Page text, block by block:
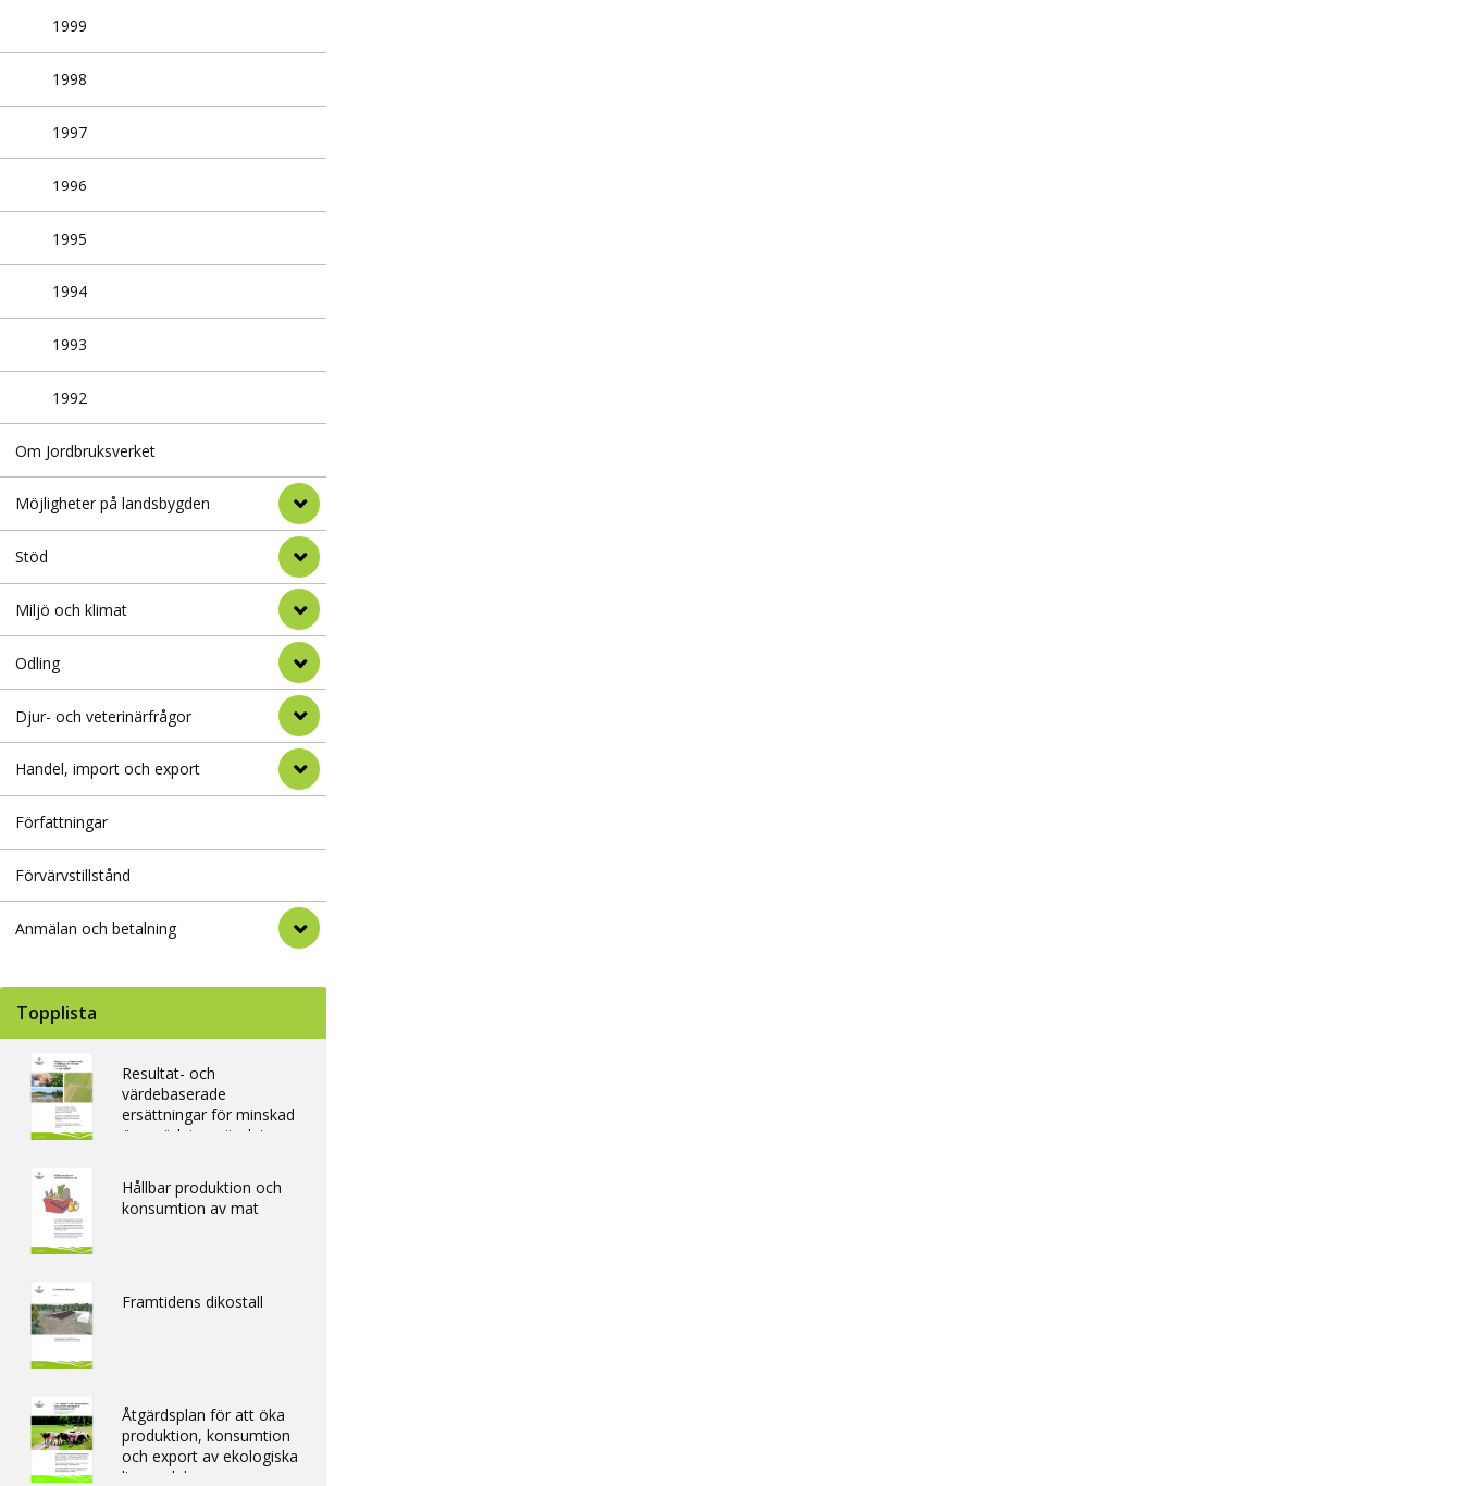
1999
1998
1997
1996
1995
1994
1993
1992
Om Jordbruksverket
Möjligheter på landsbygden
Stöd
Miljö och klimat
Odling
Djur- och veterinärfrågor
Handel, import och export
Författningar
Förvärvstillstånd
Anmälan och betalning
Topplista
Resultat- och
värdebaserade
ersättningar för minskad
övergödning - är det
Hållbar produktion och
konsumtion av mat
Framtidens dikostall
Åtgärdsplan för att öka
produktion, konsumtion
och export av ekologiska
livsmedel